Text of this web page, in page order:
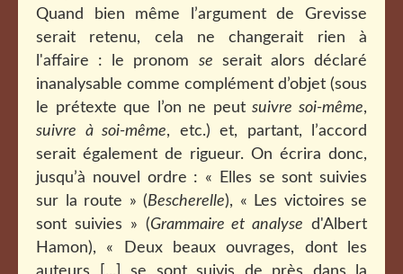
Quand bien même l’argument de Grevisse
serait retenu, cela ne changerait rien à
l'affaire : le pronom se serait alors déclaré
inanalysable comme complément d’objet (sous
le prétexte que l’on ne peutsuivre soi-même,
suivre à soi-même, etc.) et, partant, l’accord
serait également de rigueur. On écrira donc,
jusqu’à nouvel ordre : « Elles se sont suivies
sur la route » (Bescherelle), « Les victoires se
sont suivies » (Grammaire et analyse d'Albert
Hamon), « Deux beaux ouvrages, dont les